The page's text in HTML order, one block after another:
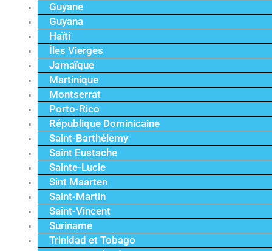
Guyane
Guyana
Haïti
Îles Vierges
Jamaïque
Martinique
Montserrat
Porto-Rico
République Dominicaine
Saint-Barthélemy
Saint Eustache
Sainte-Lucie
Sint Maarten
Saint-Martin
Saint-Vincent
Suriname
Trinidad et Tobago